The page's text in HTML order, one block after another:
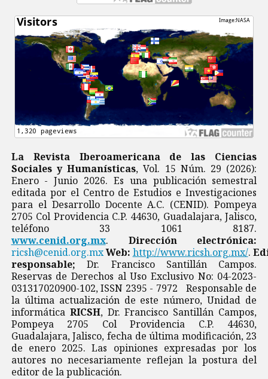
La Revista Iberoamericana de las Ciencias
Sociales y Humanísticas, Vol. 15 Núm. 29 (2026):
Enero - Junio 2026. Es una publicación semestral
editada por el Centro de Estudios e Investigaciones
para el Desarrollo Docente A.C. (CENID). Pompeya
2705 Col Providencia C.P. 44630, Guadalajara, Jalisco,
teléfono 33 1061 8187.
www.cenid.org.mx. Dirección electrónica:
ricsh@cenid.org.mxWeb: http://www.ricsh.org.mx/.
responsable; Dr. Francisco Santillán Campos.
Reservas de Derechos al Uso Exclusivo No: 04-2023-
031317020900-102, ISSN 2395 - 7972 Responsable de
la última actualización de este número, Unidad de
informática RICSH, Dr. Francisco Santillán Campos,
Pompeya 2705 Col Providencia C.P. 44630,
Guadalajara, Jalisco, fecha de última modificación, 23
de enero 2025. Las opiniones expresadas por los
autores no necesariamente reflejan la postura del
editor de la publicación.